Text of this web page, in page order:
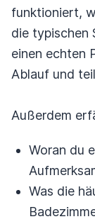
funktioniert,
die typischen
einen echten
Ablauf und
Außerdem
Woran du
Was die